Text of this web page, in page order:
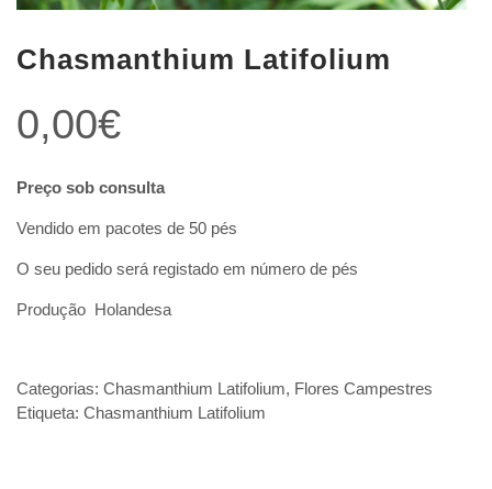
Chasmanthium Latifolium
0,00€
Preço sob consulta
Vendido em pacotes de 50 pés
O seu pedido será registado em número de pés
Produção Holandesa
Categorias: Chasmanthium Latifolium, Flores Campestres
Etiqueta: Chasmanthium Latifolium